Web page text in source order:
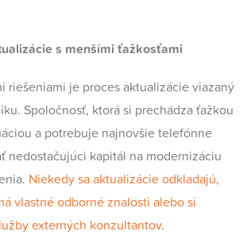
s menšími ťažkosťami
riešeniami je proces aktualizácie viazaný
Spoločnosť, ktorá si prechádza ťažkou
a potrebuje najnovšie telefónne
nedostačujúci kapitál na modernizáciu
Niekedy sa aktualizácie odkladajú,
vlastné odborné znalosti alebo si
externých konzultantov.